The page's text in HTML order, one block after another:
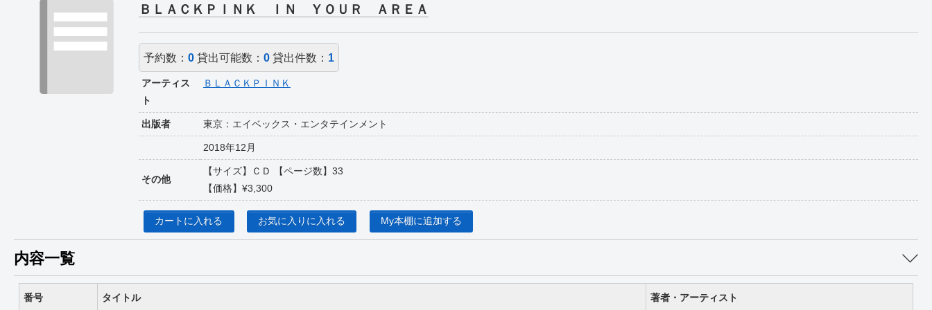
ＢＬＡＣＫＰＩＮＫ ＩＮ ＹＯＵＲ ＡＲＥＡ
予約数：0 貸出可能数：0 貸出件数： 1
アーティス
ト
ＢＬＡＣＫＰＩＮＫ
出版者 東京：エイベックス・エンタテインメント
2018年12月
その他
【サイズ】ＣＤ 【ページ数】33
【価格】¥3,300
カートに入れる お気に入りに入れる My本棚に追加する
内容一覧
番号 タイトル 著者・アーティスト